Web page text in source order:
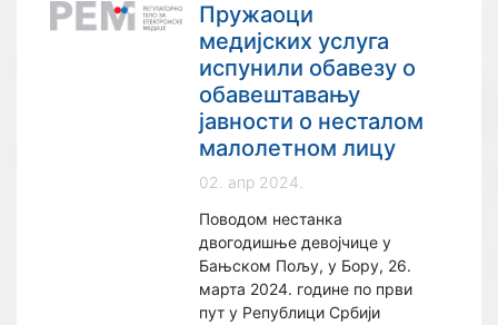
Пружаоци
медијских услуга
испунили обавезу о
обавештавању
јавности о несталом
малолетном лицу
02. апр 2024.
Поводом нестанка
двогодишње девојчице у
Бањском Пољу, у Бору, 26.
марта 2024. године по први
пут у Републици Србији